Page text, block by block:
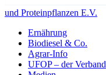
und Proteinpflanzen E.V.
Ernährung
Biodiesel & Co.
Agrar-Info
UFOP – der Verband